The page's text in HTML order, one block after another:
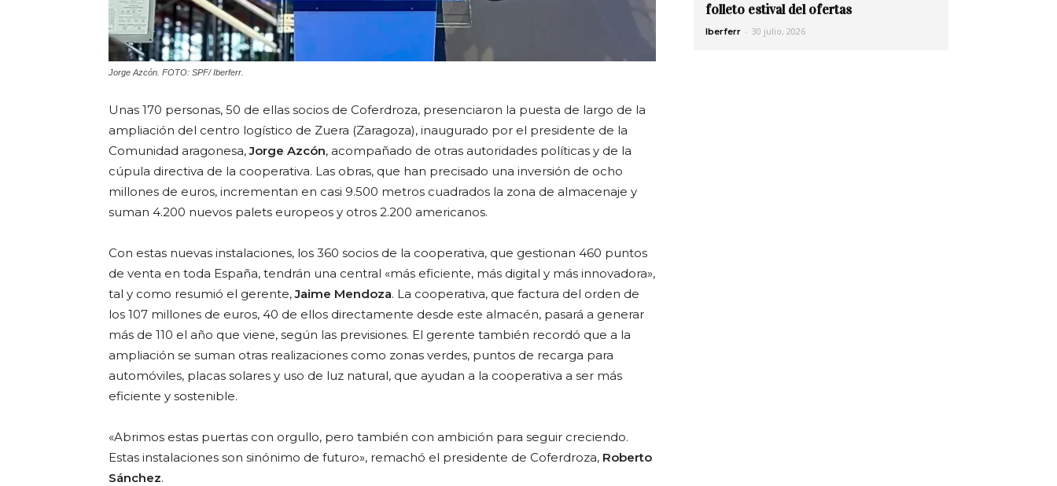
Jorge Azcón. FOTO: SPF/ Iberferr.
Unas 170 personas, 50 de ellas socios de Coferdroza, presenciaron la puesta de largo de la
ampliación del centro logístico de Zuera (Zaragoza), inaugurado por el presidente de la
Comunidad aragonesa,Jorge Azcón, acompañado de otras autoridades políticas y de la
cúpula directiva de la cooperativa. Las obras, que han precisado una inversión de ocho
millones de euros, incrementan en casi 9.500 metros cuadrados la zona de almacenaje y
suman 4.200 nuevos palets europeos y otros 2.200 americanos.
Con estas nuevas instalaciones, los 360 socios de la cooperativa, que gestionan 460 puntos
de venta en toda España, tendrán una central «más eficiente, más digital y más innovadora»,
tal y como resumió el gerente,Jaime Mendoza. La cooperativa, que factura del orden de
los 107 millones de euros, 40 de ellos directamente desde este almacén, pasará a generar
más de 110 el año que viene, según las previsiones. El gerente también recordó que a la
ampliación se suman otras realizaciones como zonas verdes, puntos de recarga para
automóviles, placas solares y uso de luz natural, que ayudan a la cooperativa a ser más
eficiente y sostenible.
«Abrimos estas puertas con orgullo, pero también con ambición para seguir creciendo.
Estas instalaciones son sinónimo de futuro», remachó el presidente de Coferdroza, Roberto
Sánchez.
folleto estival del ofertas
Iberferr - 30 julio, 2026